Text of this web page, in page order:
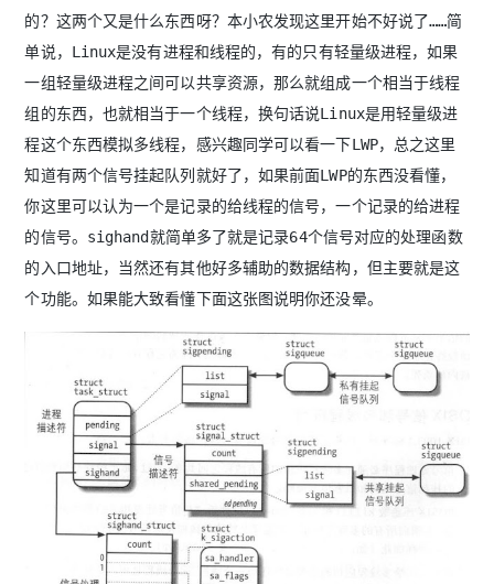
的？这两个又是什么东西呀？本小农发现这里开始不好说了……简
单说，Linux是没有进程和线程的，有的只有轻量级进程，如果
一组轻量级进程之间可以共享资源，那么就组成一个相当于线程
组的东西，也就相当于一个线程，换句话说Linux是用轻量级进
程这个东西模拟多线程，感兴趣同学可以看一下LWP，总之这里
知道有两个信号挂起队列就好了，如果前面LWP的东西没看懂，
你这里可以认为一个是记录的给线程的信号，一个记录的给进程
的信号。sighand就简单多了就是记录64个信号对应的处理函数
的入口地址，当然还有其他好多辅助的数据结构，但主要就是这
个功能。如果能大致看懂下面这张图说明你还没晕。